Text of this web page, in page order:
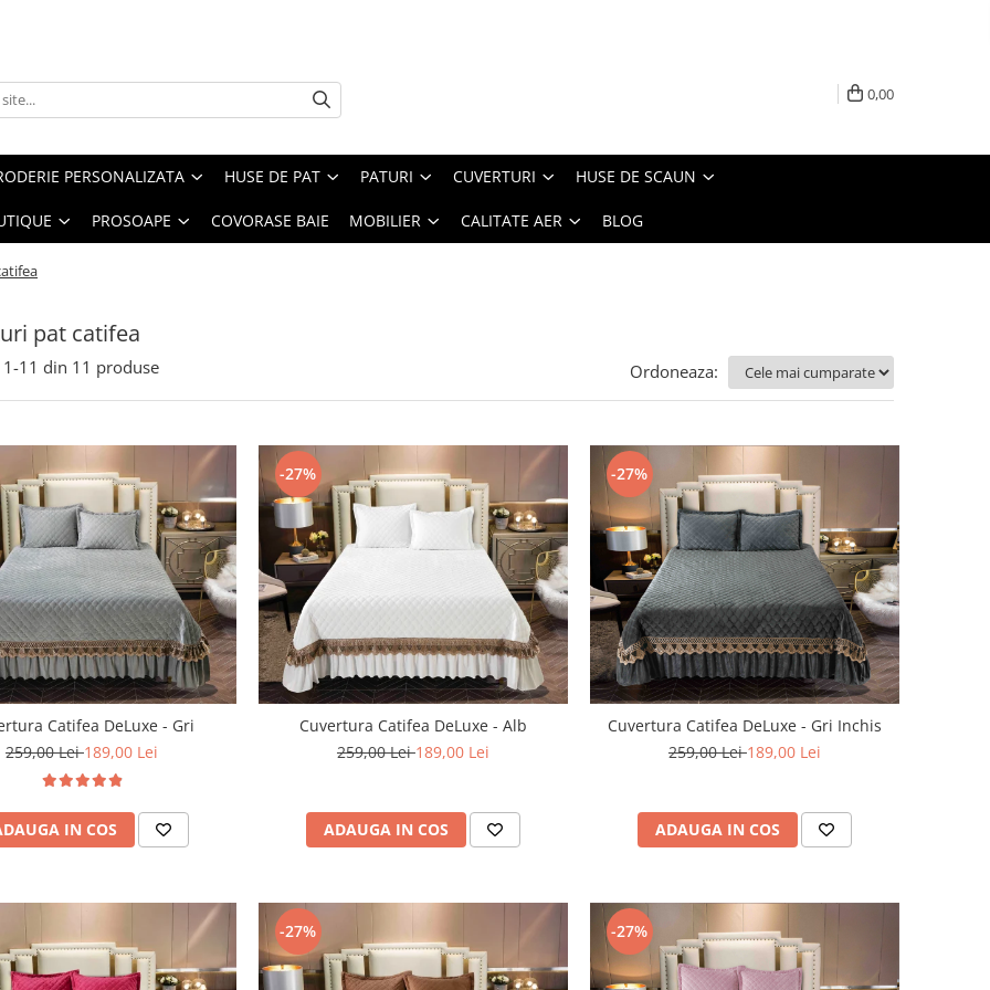
0,00
PERSONALIZATA HUSE DE PAT PATURI CUVERTURI HUSE DE SCAUN
PROSOAPE COVORASE BAIE MOBILIER CALITATE AER BLOG
pat catifea
1-11 din 11 produse Ordoneaza:
Catifea DeLuxe - Gri
259,00 Lei189,00 Lei
IN COS
-27%
Cuvertura Catifea DeLuxe - Alb
259,00 Lei189,00 Lei
ADAUGA IN COS
-27%
Cuvertura Catifea DeLuxe - Gri Inchis
259,00 Lei189,00 Lei
ADAUGA IN COS
-27% -27%